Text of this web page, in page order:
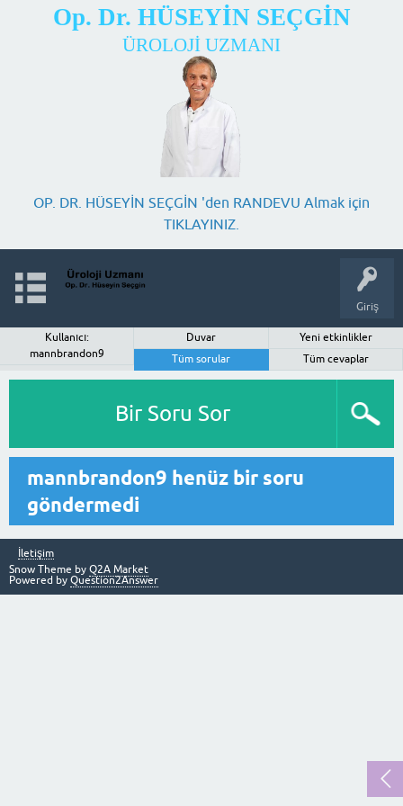
Op. Dr. HÜSEYİN SEÇGİN
ÜROLOJİ UZMANI
OP. DR. HÜSEYİN SEÇGİN 'den RANDEVU Almak için
TIKLAYINIZ.
Giriş
Kullanıcı:
mannbrandon9
Duvar
Yeni etkinlikler
Tüm sorular
Tüm cevaplar
Bir Soru Sor
mannbrandon9 henüz bir soru
göndermedi
İletişim
Snow Theme by Q2A Market
Powered by Question2Answer